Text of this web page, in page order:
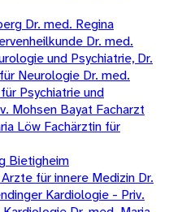
Dr. med. Regina
Dr. med.
und Psychiatrie, Dr.
Neurologie Dr. med.
Psychiatrie und
Mohsen Bayat Facharzt
Löw Fachärztin für
Bietigheim
für innere Medizin Dr.
Kardiologie - Priv.